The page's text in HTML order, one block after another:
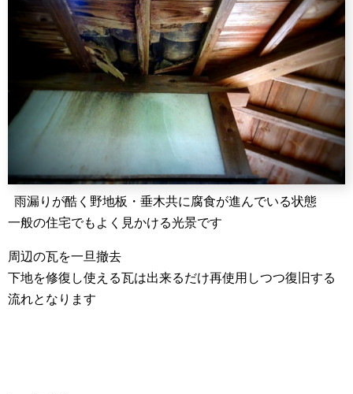
雨漏りが酷く野地板・垂木共に腐食が進んでいる状態
一般の住宅でもよく見かける光景です
周辺の瓦を一旦撤去
下地を修復し使える瓦は出来るだけ再使用しつつ復旧する
流れとなります